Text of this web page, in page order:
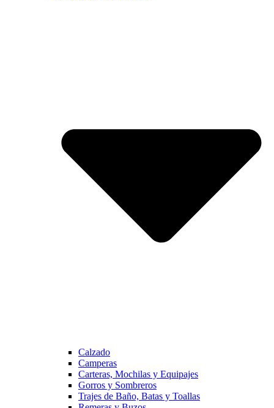
Calzado
Camperas
Carteras, Mochilas y Equipajes
Gorros y Sombreros
Trajes de Baño, Batas y Toallas